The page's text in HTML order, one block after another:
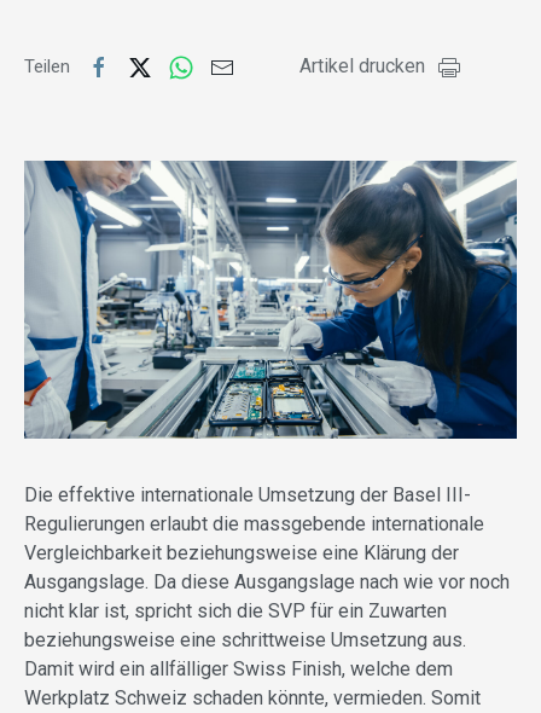
Teilen Artikel drucken
Die effektive internationale Umsetzung der Basel III-
Regulierungen erlaubt die massgebende internationale
Vergleichbarkeit beziehungsweise eine Klärung der
Ausgangslage. Da diese Ausgangslage nach wie vor noch
nicht klar ist, spricht sich die SVP für ein Zuwarten
beziehungsweise eine schrittweise Umsetzung aus.
Damit wird ein allfälliger Swiss Finish, welche dem
Werkplatz Schweiz schaden könnte, vermieden. Somit